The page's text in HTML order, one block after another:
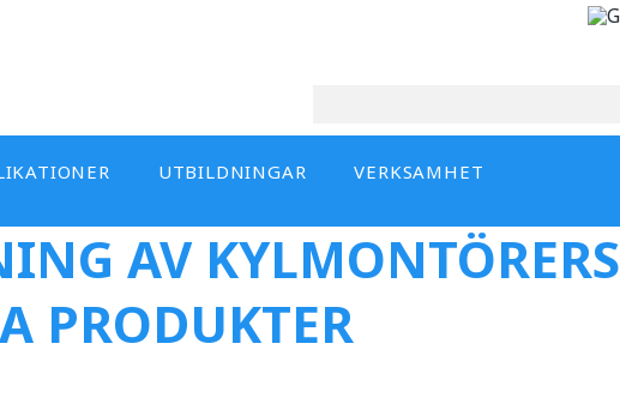
UTBILDNINGAR
VERKSAMHET
AV KYLMONTÖRERS
PRODUKTER